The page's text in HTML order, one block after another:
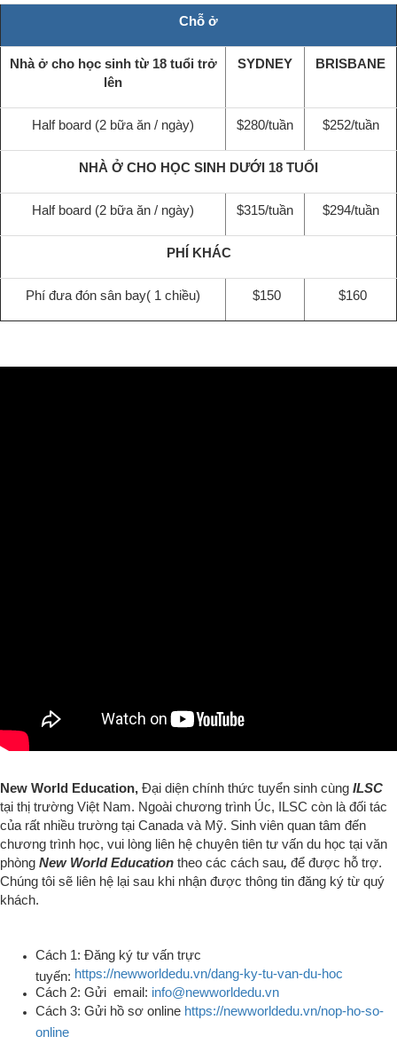
Chỗ ở
Nhà ở cho học sinh từ 18 tuổi trở
lên
SYDNEY BRISBANE
Half board (2 bữa ăn / ngày) $280/tuần $252/tuần
NHÀ Ở CHO HỌC SINH DƯỚI 18 TUỔI
Half board (2 bữa ăn / ngày) $315/tuần $294/tuần
PHÍ KHÁC
Phí đưa đón sân bay( 1 chiều) $150 $160
New World Education, Đại diện chính thức tuyển sinh cùng ILSC
tại thị trường Việt Nam. Ngoài chương trình Úc, ILSC còn là đối tác
của rất nhiều trường tại Canada và Mỹ. Sinh viên quan tâm đến
chương trình học, vui lòng liên hệ chuyên tiên tư vấn du học tại văn
phòng New World Education theo các cách sau, để được hỗ trợ.
Chúng tôi sẽ liên hệ lại sau khi nhận được thông tin đăng ký từ quý
khách.
Cách 1: Đăng ký tư vấn trực
tuyến: https://newworldedu.vn/dang-ky-tu-van-du-hoc
Cách 2: Gửi email: info@newworldedu.vn
Cách 3: Gửi hồ sơ online https://newworldedu.vn/nop-ho-so-
online